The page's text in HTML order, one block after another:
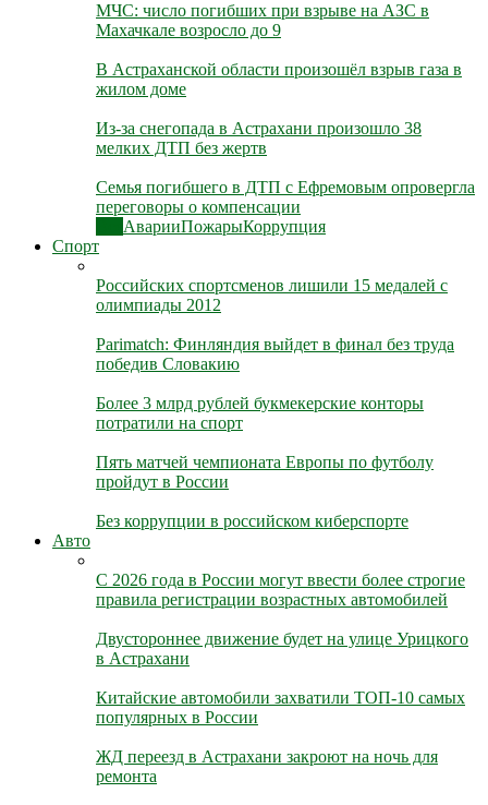
МЧС: число погибших при взрыве на АЗС в
Махачкале возросло до 9
В Астраханской области произошёл взрыв газа в
жилом доме
Из-за снегопада в Астрахани произошло 38
мелких ДТП без жертв
Семья погибшего в ДТП с Ефремовым опровергла
переговоры о компенсации
АварииПожарыКоррупция
Спорт
Российских спортсменов лишили 15 медалей с
олимпиады 2012
Parimatch: Финляндия выйдет в финал без труда
победив Словакию
Более 3 млрд рублей букмекерские конторы
потратили на спорт
Пять матчей чемпионата Европы по футболу
пройдут в России
Без коррупции в российском киберспорте
Авто
С 2026 года в России могут ввести более строгие
правила регистрации возрастных автомобилей
Двустороннее движение будет на улице Урицкого
в Астрахани
Китайские автомобили захватили ТОП-10 самых
популярных в России
ЖД переезд в Астрахани закроют на ночь для
ремонта